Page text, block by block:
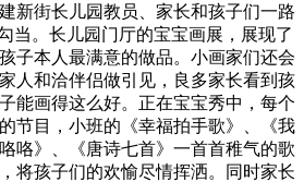
新街长儿园教员、家长和孩子们一路
当。长儿园门厅的宝宝画展，展现了
子本人最满意的做品。小画家们还会
人和洽伴侣做引见，良多家长看到孩
能画得这么好。正在宝宝秀中，每个
节目，小班的《幸福拍手歌》、《我
咯》、《唐诗七首》一首首稚气的歌
将孩子们的欢愉尽情挥洒。同时家长